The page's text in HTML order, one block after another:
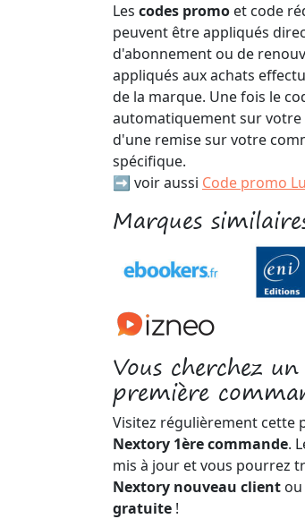
Les codes promo et code
peuvent être appliqués
d'abonnement ou de
appliqués aux achats
de la marque. Une fois le
automatiquement sur
d'une remise sur votre
spécifique.
➡️ voir aussi Code promo
Marques
Vous cherchez
première
Visitez régulièrement cette
Nextory 1ère commande.
mis à jour et vous pourrez
Nextory nouveau client
gratuite !